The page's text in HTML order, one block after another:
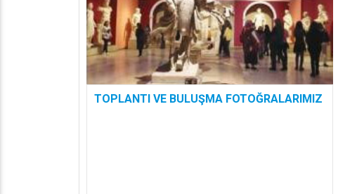
TOPLANTI VE BULUŞMA FOTOĞRALARIMIZ